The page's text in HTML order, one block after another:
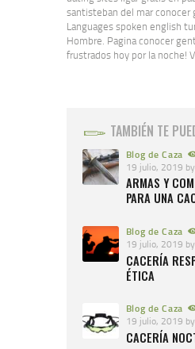
santisteban del mar conocer
Languages spoken english
Hombre. Pagina conocer
frustrados hoy por la noche!
TAMBIÉN TE
Blog de Caza
19 julio, 2019 by
ARMAS Y
PARA UNA
Blog de Caza
19 julio, 2019 by
CACERÍA
ÉTICA
Blog de Caza
19 julio, 2019 by
CACERÍA